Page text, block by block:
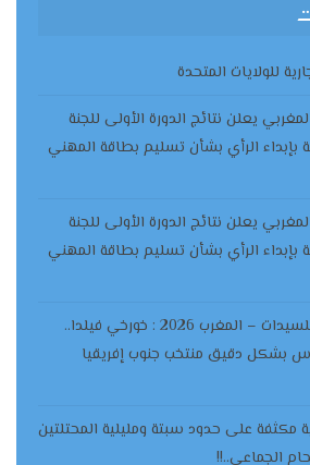
للولايات المتحدة
يعلن نتائج الدورة الأولى للجنة
بإبداء الرأي بشأن تسليم بطاقة المهني
يعلن نتائج الدورة الأولى للجنة
بإبداء الرأي بشأن تسليم بطاقة المهني
كأس أمم إفريقيا للسيدات – المغرب 2026 : خورخي فيلدا..
بشكل دقيق منتخب جنوب إفريقيا
مكثفة على حدود سبتة ومليلية المحتلتين
الجماعي..!!